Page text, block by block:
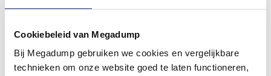
Cookiebeleid van Megadump
Bij Megadump gebruiken we cookies en vergelijkbare
technieken om onze website goed te laten functioneren,